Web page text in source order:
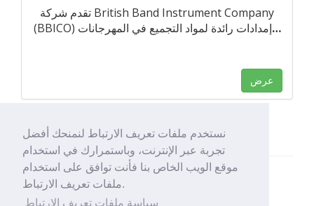
نستخدم ملفات تعريف الارتباط لنمنحك أفضل
تجربة عبر الإنترنت، وباستمرارك في استخدام
موقع الويب الخاص بنا فأنت توافق على استخدام
ملفات تعريف الارتباط.
سياسة ملفات تعريف الارتباط
تقدم شركة British Band Instrument Company
(BBICO) إمدادات رائدة لمواد التجميع في المهرجانات…
عرض